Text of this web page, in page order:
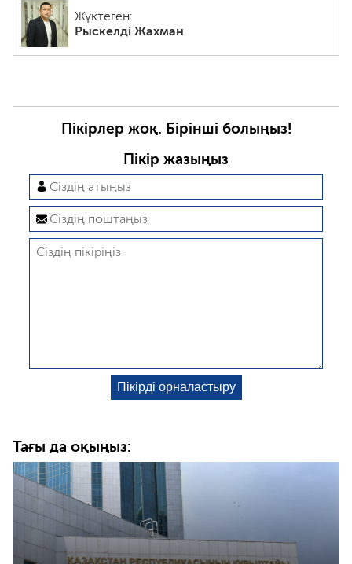
Жүктеген:
Рыскелді Жахман
Пікірлер жоқ. Бірінші болыңыз!
Пікір жазыңыз
Тағы да оқыңыз: